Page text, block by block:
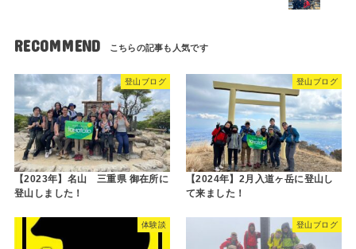
RECOMMEND
登山ブログ
【2023年】名山 三重県 御在所に
登山しました！
登山ブログ
【2024年】2月入道ヶ岳に登山し
て来ました！
体験談 登山ブログ